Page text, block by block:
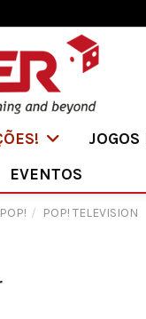
EVENTOS
POP! TELEVISION